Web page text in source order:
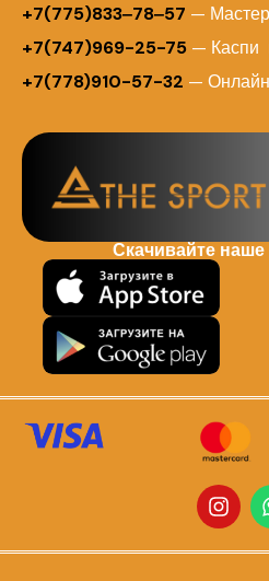
+7(775)833‒78‒57 —
+7(747)969-25-75 — Каспи
+7(778)910-57-32 —
Скачивайте